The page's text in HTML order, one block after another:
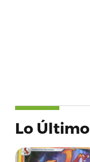
Lo Último